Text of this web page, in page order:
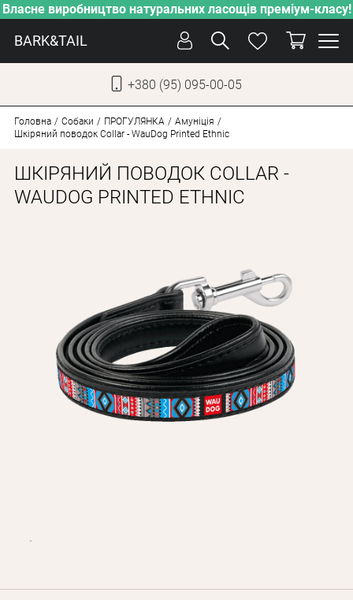
Власне виробництво натуральних ласощів преміум-класу!
BARK&TAIL
+380 (95) 095-00-05
ДОГЛЯД
ПІКЛУВАННЯ
АКЦІЇ
ДЛЯ КОТІВ
Оплата і доставка
Програма лояльності
Про Нас
Головна Собаки ПРОГУЛЯНКА
Амуніція
Шкіряний поводок Collar - WauDog Printed Ethnic
ШКІРЯНИЙ ПОВОДОК COLLAR -
WAUDOG PRINTED ETHNIC